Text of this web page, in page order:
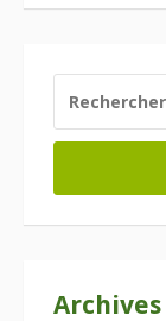
Archives